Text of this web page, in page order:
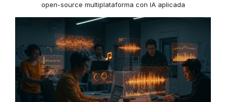
open-source multiplataforma con IA aplicada